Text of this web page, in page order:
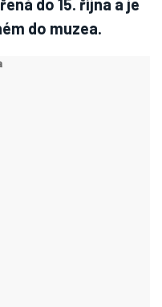
do 15. října a je
do muzea.